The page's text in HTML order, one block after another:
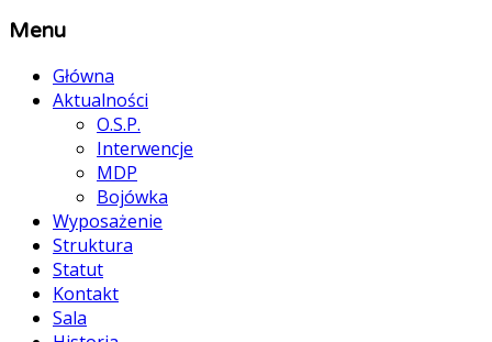
Menu
Główna
Aktualności
O.S.P.
Interwencje
MDP
Bojówka
Wyposażenie
Struktura
Statut
Kontakt
Sala